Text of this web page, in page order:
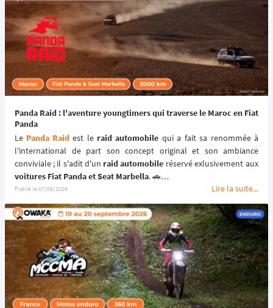
Panda Raid : l'aventure youngtimers qui traverse le Maroc en Fiat
Panda
Le Panda Raid est le raid automobile qui a fait sa renommée à
l'international de part son concept original et son ambiance
conviviale ; il s'adit d'un raid automobile
voitures Fiat Panda et Seat Marbella. 🚗
Une véritable aventure offroad qui se déroule au coeur du désert
marocain à bord de véhicules youngtimers. 🚘🌵
📆 Prochaines dates : du 3 au 10 avril 2027.
Publié le07/08/2026 Lire la suite...